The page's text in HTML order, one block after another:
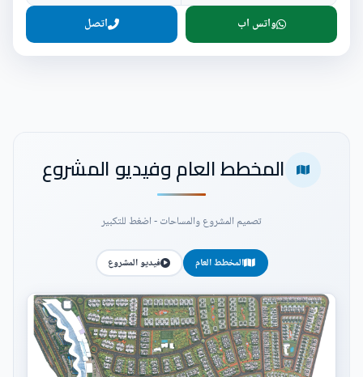
واتس اب اتصل
المخطط العام وفيديو المشروع
تصميم المشروع والمساحات - اضغط للتكبير
المخطط العام فيديو المشروع